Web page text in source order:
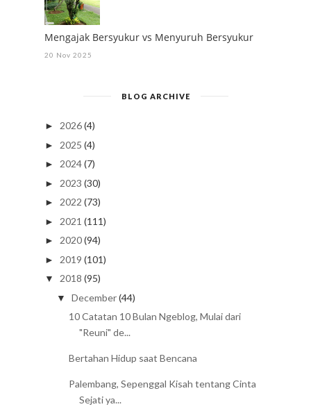
Mengajak Bersyukur vs Menyuruh Bersyukur
20 Nov 2025
BLOG ARCHIVE
► 2026(4)
► 2025 (4)
► 2024(7)
► 2023 (30)
► 2022 (73)
► 2021 (111)
► 2020(94)
► 2019 (101)
▼ 2018 (95)
▼ December(44)
10 Catatan 10 Bulan Ngeblog, Mulai dari
"Reuni" de...
Bertahan Hidup saat Bencana
Palembang, Sepenggal Kisah tentang Cinta
Sejati ya...